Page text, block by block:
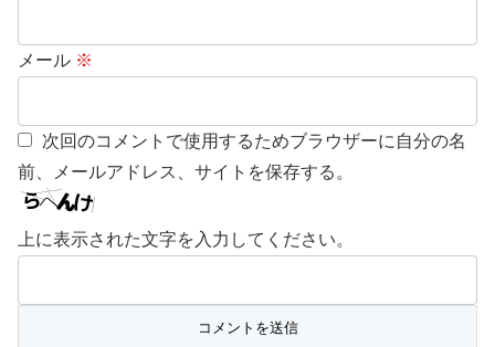
メール ※
次回のコメントで使用するためブラウザーに自分の名
前、メールアドレス、サイトを保存する。
上に表示された文字を入力してください。